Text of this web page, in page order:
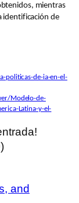
mientras
identificación de
politicas-de-ia-en-el-
Modelo-de-
Latina-y-el-
)
and